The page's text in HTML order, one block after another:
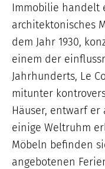
Immobilie handelt
architektonisches
dem Jahr 1930,
einem der
Jahrhunderts, Le
mitunter
Häuser, entwarf er
einige Weltruhm
Möbeln befinden
angebotenen